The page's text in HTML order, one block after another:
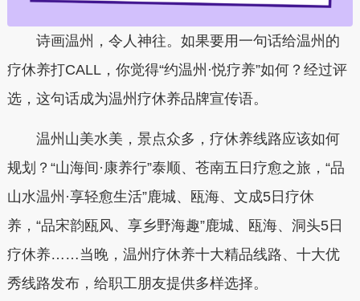
诗画温州，令人神往。如果要用一句话给温州的
疗休养打CALL，你觉得“约温州·悦疗养”如何？经过评
选，这句话成为温州疗休养品牌宣传语。
温州山美水美，景点众多，疗休养线路应该如何
规划？“山海间·康养行”泰顺、苍南五日疗愈之旅，“品
山水温州·享轻愈生活”鹿城、瓯海、文成5日疗休
养，“品宋韵瓯风、享乡野海趣”鹿城、瓯海、洞头5日
疗休养……当晚，温州疗休养十大精品线路、十大优
秀线路发布，给职工朋友提供多样选择。